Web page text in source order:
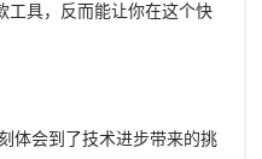
工具，反而能让你在这个快
体会到了技术进步带来的挑